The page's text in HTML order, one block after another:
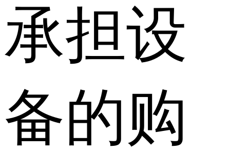
承担设
备的购